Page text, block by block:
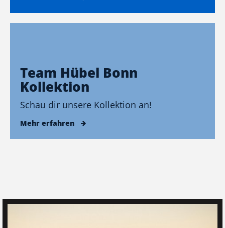
Team Hübel Bonn
Kollektion
Schau dir unsere Kollektion an!
Mehr erfahren